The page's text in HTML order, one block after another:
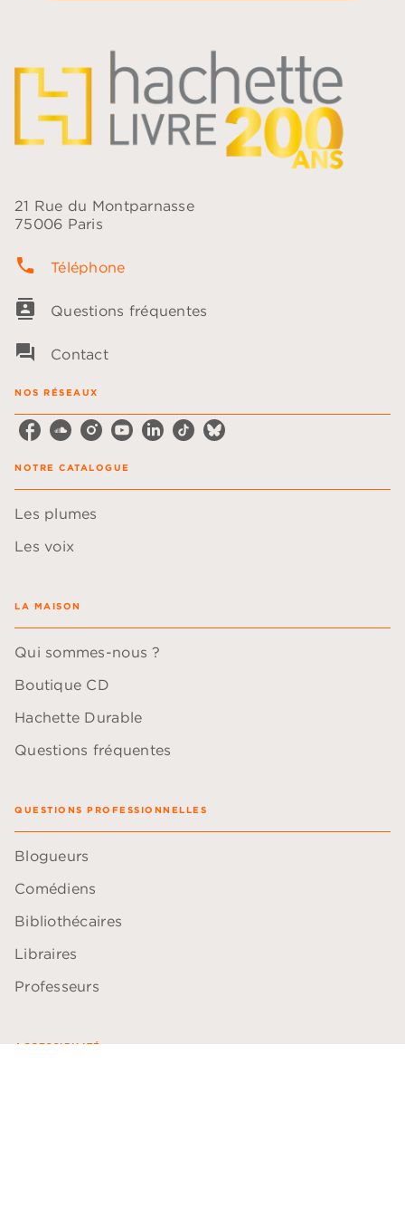
21 Rue du Montparnasse
75006 Paris
phone Téléphone
contacts Questions fréquentes
question_answer Contact
NOS RÉSEAUX
NOTRE CATALOGUE
Les plumes
Les voix
LA MAISON
Qui sommes-nous ?
Boutique CD
Hachette Durable
Questions fréquentes
QUESTIONS PROFESSIONNELLES
Blogueurs
Comédiens
Bibliothécaires
Libraires
Professeurs
ACCESSIBILITÉ